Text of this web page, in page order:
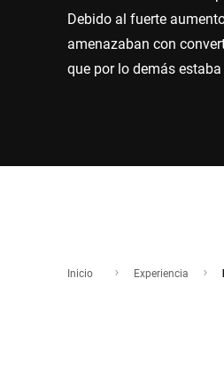
Debido al fuerte
amenazaban con
que por lo demás
Inicio Experiencia